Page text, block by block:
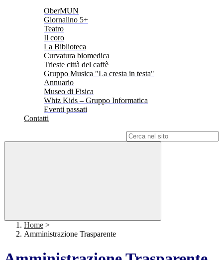
OberMUN
Giornalino 5+
Teatro
Il coro
La Biblioteca
Curvatura biomedica
Trieste città del caffè
Gruppo Musica "La cresta in testa"
Annuario
Museo di Fisica
Whiz Kids – Gruppo Informatica
Eventi passati
Contatti
Home >
Amministrazione Trasparente